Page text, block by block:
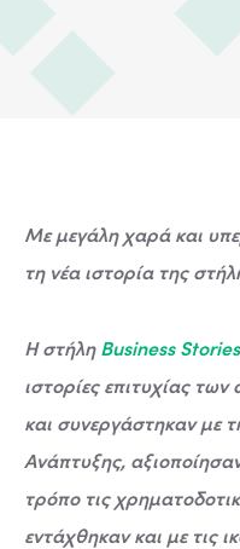
Με μεγάλη χαρά και
τη νέα ιστορία της
Η στήληBusiness Stories
ιστορίες επιτυχίας
και συνεργάστηκαν με
Ανάπτυξης,
τρόπο τις
εντάχθηκαν και με τις